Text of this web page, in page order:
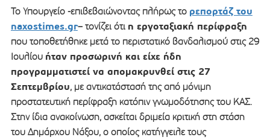
Το Υπουργείο -επιβεβαιώνοντας πλήρως το ρεπορτάζ του
naxostimes.gr– τονίζει ότι η εργοταξιακή περίφραξη
που τοποθετήθηκε μετά το περιστατικό βανδαλισμού στις 29
Ιουλίου ήταν προσωρινή και είχε ήδη
προγραμματιστεί να απομακρυνθεί στις 27
Σεπτεμβρίου, με αντικατάστασή της από μόνιμη
προστατευτική περίφραξη κατόπιν γνωμοδότησης του ΚΑΣ.
Στην ίδια ανακοίνωση, ασκείται δριμεία κριτική στη στάση
του Δημάρχου Νάξου, ο οποίος κατήγγειλε τους